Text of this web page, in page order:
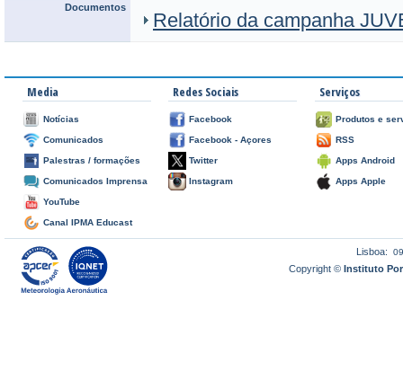
Documentos
Relatório da campanha
Media
Notícias
Comunicados
Palestras / formações
Comunicados Imprensa
YouTube
Canal IPMA Educast
Redes Sociais
Facebook
Facebook - Açores
Twitter
Instagram
Serviços
Produtos e
RSS
Apps Android
Apps Apple
Lisboa:
Copyright ©Instituto